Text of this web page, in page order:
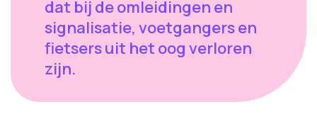
dat bij de omleidingen en
signalisatie, voetgangers en
fietsers uit het oog verloren
zijn.